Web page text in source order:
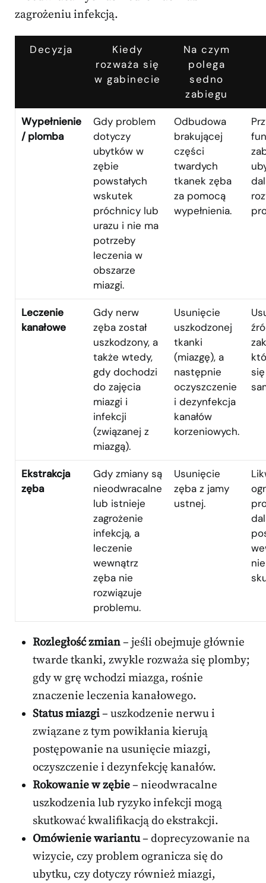
zagrożeniu infekcją.
Decyzja
Kiedy
rozważa się
w gabinecie
Na czym
polega
sedno
zabiegu
Wypełnienie
/ plomba
Gdy problem
dotyczy
ubytków w
zębie
powstałych
wskutek
próchnicy lub
urazu i nie ma
potrzeby
leczenia w
obszarze
miazgi.
Odbudowa
brakującej
części
twardych
tkanek zęba
za pomocą
wypełnienia.
Leczenie
kanałowe
Gdy nerw
zęba został
uszkodzony, a
także wtedy,
gdy dochodzi
do zajęcia
miazgi i
infekcji
(związanej z
miazgą).
Usunięcie
uszkodzonej
tkanki
(miazgę), a
następnie
oczyszczenie
i dezynfekcja
kanałów
korzeniowych.
Ekstrakcja
zęba
Gdy zmiany są
nieodwracalne
lub istnieje
zagrożenie
infekcją, a
leczenie
wewnątrz
zęba nie
rozwiązuje
problemu.
Usunięcie
zęba z jamy
ustnej.
Rozległość zmian– jeśli obejmuje głównie
twarde tkanki, zwykle rozważa się plomby;
gdy w grę wchodzi miazga, rośnie
znaczenie leczenia kanałowego.
Status miazgi– uszkodzenie nerwu i
związane z tym powikłania kierują
postępowanie na usunięcie miazgi,
oczyszczenie i dezynfekcję kanałów.
Rokowanie w zębie– nieodwracalne
uszkodzenia lub ryzyko infekcji mogą
skutkować kwalifikacją do ekstrakcji.
Omówienie wariantu– doprecyzowanie na
wizycie, czy problem ogranicza się do
ubytku, czy dotyczy również miazgi,